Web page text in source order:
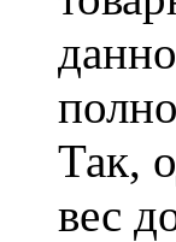
Так,
вес